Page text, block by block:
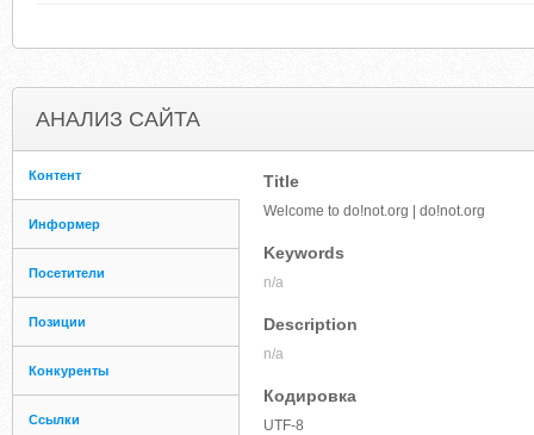
АНАЛИЗ САЙТА
Контент
Информер
Посетители
Позиции
Конкуренты
Ссылки
Title
Welcome to do!not.org | do!not.org
Keywords
n/a
Description
n/a
Кодировка
UTF-8